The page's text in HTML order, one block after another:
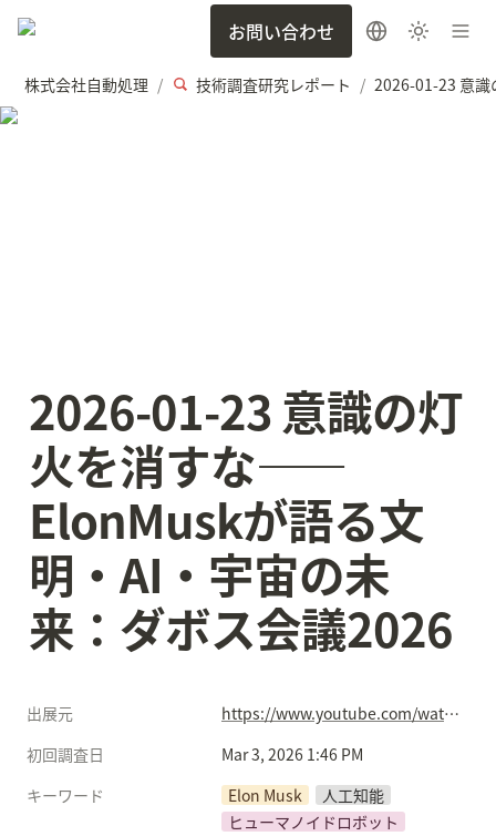
お問い合わせ
株式会社自動処理 / 技術調査研究レポート /
2026-01-23 意識の灯
火を消すな——
ElonMuskが語る文
明・AI・宇宙の未
来：ダボス会議2026
出展元
https://www.youtube.com/watch?v=IgifEgm1-e0&list=PL7m903CwFUgmYkE5HorVe2w0R44argXEJ&index=44
初回調査日
Mar 3, 2026 1:46 PM
キーワード
Elon Musk
人工知能
ヒューマノイドロボット